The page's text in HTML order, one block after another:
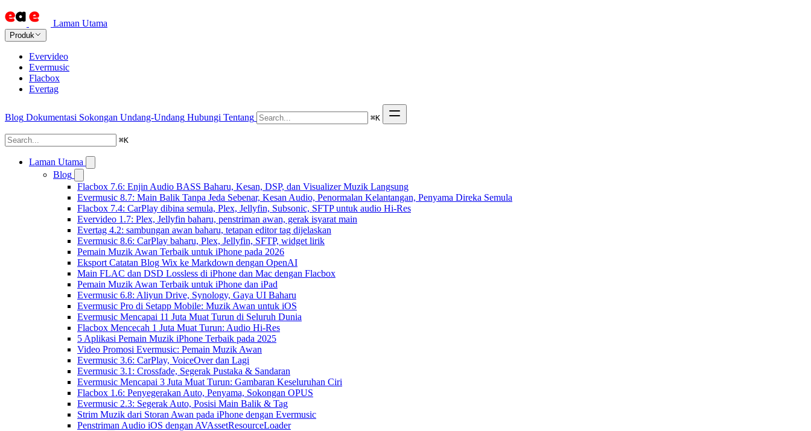
Laman Utama
Produk
Evervideo
Evermusic
Flacbox
Evertag
Blog Dokumentasi Sokongan Undang-Undang Hubungi Tentang ⌘K
⌘K
Laman Utama
Blog
Flacbox 7.6: Enjin Audio BASS Baharu, Kesan, DSP, dan Visualizer Muzik Langsung
Evermusic 8.7: Main Balik Tanpa Jeda Sebenar, Kesan Audio, Penormalan Kelantangan, Penyama Direka Semula
Flacbox 7.4: CarPlay dibina semula, Plex, Jellyfin, Subsonic, SFTP untuk audio Hi-Res
Evervideo 1.7: Plex, Jellyfin baharu, penstriman awan, gerak isyarat main
Evertag 4.2: sambungan awan baharu, tetapan editor tag dijelaskan
Evermusic 8.6: CarPlay baharu, Plex, Jellyfin, SFTP, widget lirik
Pemain Muzik Awan Terbaik untuk iPhone pada 2026
Eksport Catatan Blog Wix ke Markdown dengan OpenAI
Main FLAC dan DSD Lossless di iPhone dan Mac dengan Flacbox
Pemain Muzik Awan Terbaik untuk iPhone dan iPad
Evermusic 6.8: Aliyun Drive, Synology, Gaya UI Baharu
Evermusic Pro di Setapp Mobile: Muzik Awan untuk iOS
Evermusic Mencapai 11 Juta Muat Turun di Seluruh Dunia
Flacbox Mencecah 1 Juta Muat Turun: Audio Hi-Res
5 Aplikasi Pemain Muzik iPhone Terbaik pada 2025
Video Promosi Evermusic: Pemain Muzik Awan
Evermusic 3.6: CarPlay, VoiceOver dan Lagi
Evermusic 3.1: Crossfade, Segerak Pustaka & Sandaran
Evermusic Mencapai 3 Juta Muat Turun: Gambaran Keseluruhan Ciri
Flacbox 1.6: Penyegerakan Auto, Penyama, Sokongan OPUS
Evermusic 2.3: Segerak Auto, Posisi Main Balik & Tag
Strim Muzik dari Storan Awan pada iPhone dengan Evermusic
Penstriman Audio iOS dengan AVAssetResourceLoader